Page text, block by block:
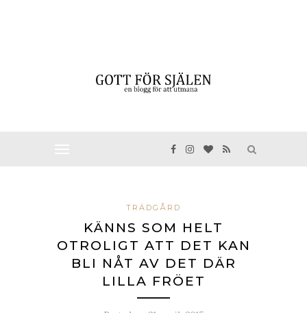
TRÄDGÅRD
KÄNNS SOM HELT
OTROLIGT ATT DET KAN
BLI NÅT AV DET DÄR
LILLA FRÖET